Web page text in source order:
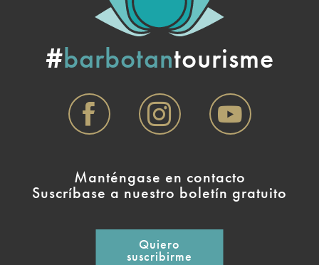
#barbotantourisme
Manténgase en contacto
Suscríbase a nuestro boletín gratuito
Quiero
suscribirme